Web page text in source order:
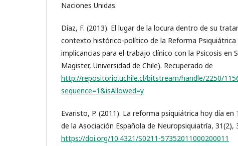
Naciones Unidas.
Díaz, F. (2013). El lugar de la locura dentro de su
contexto histórico-político de la Reforma Psiquiátrica
implicancias para el trabajo clínico con la Psicosis en
Magister, Universidad de Chile). Recuperado de
http://repositorio.uchile.cl/bitstream/handle/2250/
sequence=1&isAllowed=y
Evaristo, P. (2011). La reforma psiquiátrica hoy día en
de la Asociación Española de Neuropsiquiatría, 31(2),
https://doi.org/10.4321/S0211-57352011000200011